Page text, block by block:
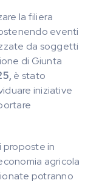
la filiera
eventi
da soggetti
di Giunta
è stato
iniziative
proposte in
agricola
potranno